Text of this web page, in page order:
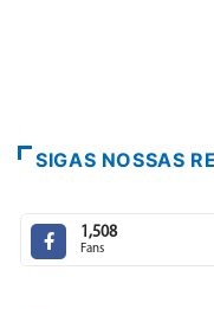
SIGAS NOSSAS
1,508
Fans